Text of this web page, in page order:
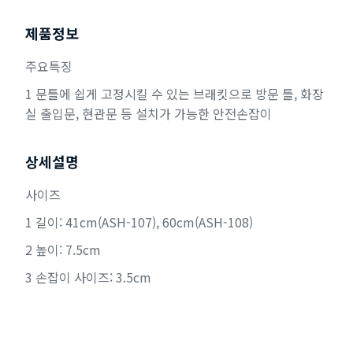
제품정보
주요특징
1 문틀에 쉽게 고정시킬 수 있는 브래킷으로 방문 틀, 화장
실 출입문, 현관문 등 설치가 가능한 안전손잡이
상세설명
사이즈
1 길이: 41cm(ASH-107), 60cm(ASH-108)
2 높이: 7.5cm
3 손잡이 사이즈: 3.5cm